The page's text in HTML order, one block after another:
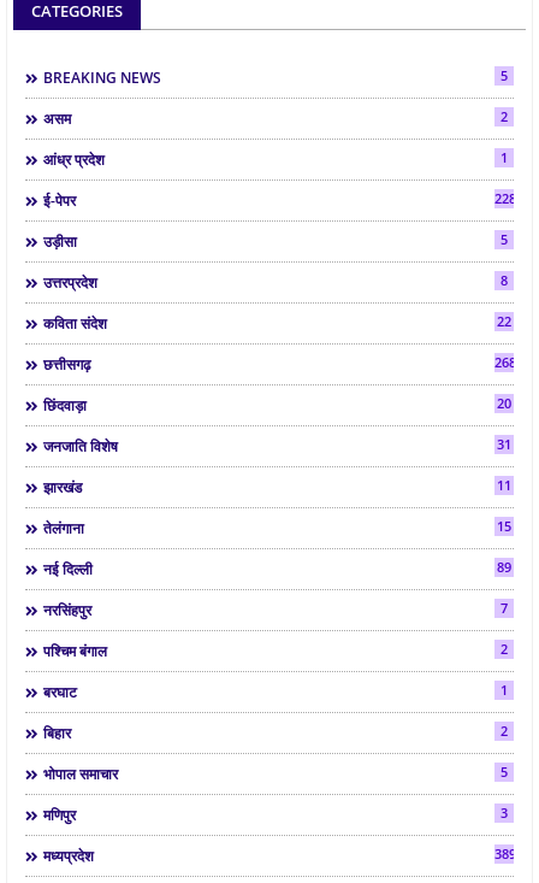
CATEGORIES
BREAKING NEWS 5
असम 2
आंध्र प्रदेश 1
ई-पेपर 2286
उड़ीसा 5
उत्तरप्रदेश 8
कविता संदेश 22
छत्तीसगढ़ 268
छिंदवाड़ा 20
जनजाति विशेष 31
झारखंड 11
तेलंगाना 15
नई दिल्ली 89
नरसिंहपुर 7
पश्चिम बंगाल 2
बरघाट 1
बिहार 2
भोपाल समाचार 5
मणिपुर 3
मध्यप्रदेश 3892